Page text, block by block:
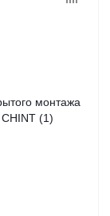
(1)